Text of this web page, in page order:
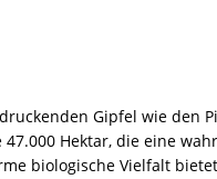
Gipfel wie den
Hektar, die eine
biologische Vielfalt